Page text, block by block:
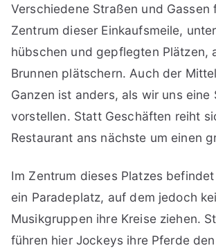
Verschiedene Straßen und Gassen
Zentrum dieser Einkaufsmeile,
hübschen und gepflegten Plätzen,
Brunnen plätschern. Auch der
Ganzen ist anders, als wir uns eine
vorstellen. Statt Geschäften reiht
Restaurant ans nächste um einen
Im Zentrum dieses Platzes
ein Paradeplatz, auf dem jedoch
Musikgruppen ihre Kreise ziehen.
führen hier Jockeys ihre Pferde